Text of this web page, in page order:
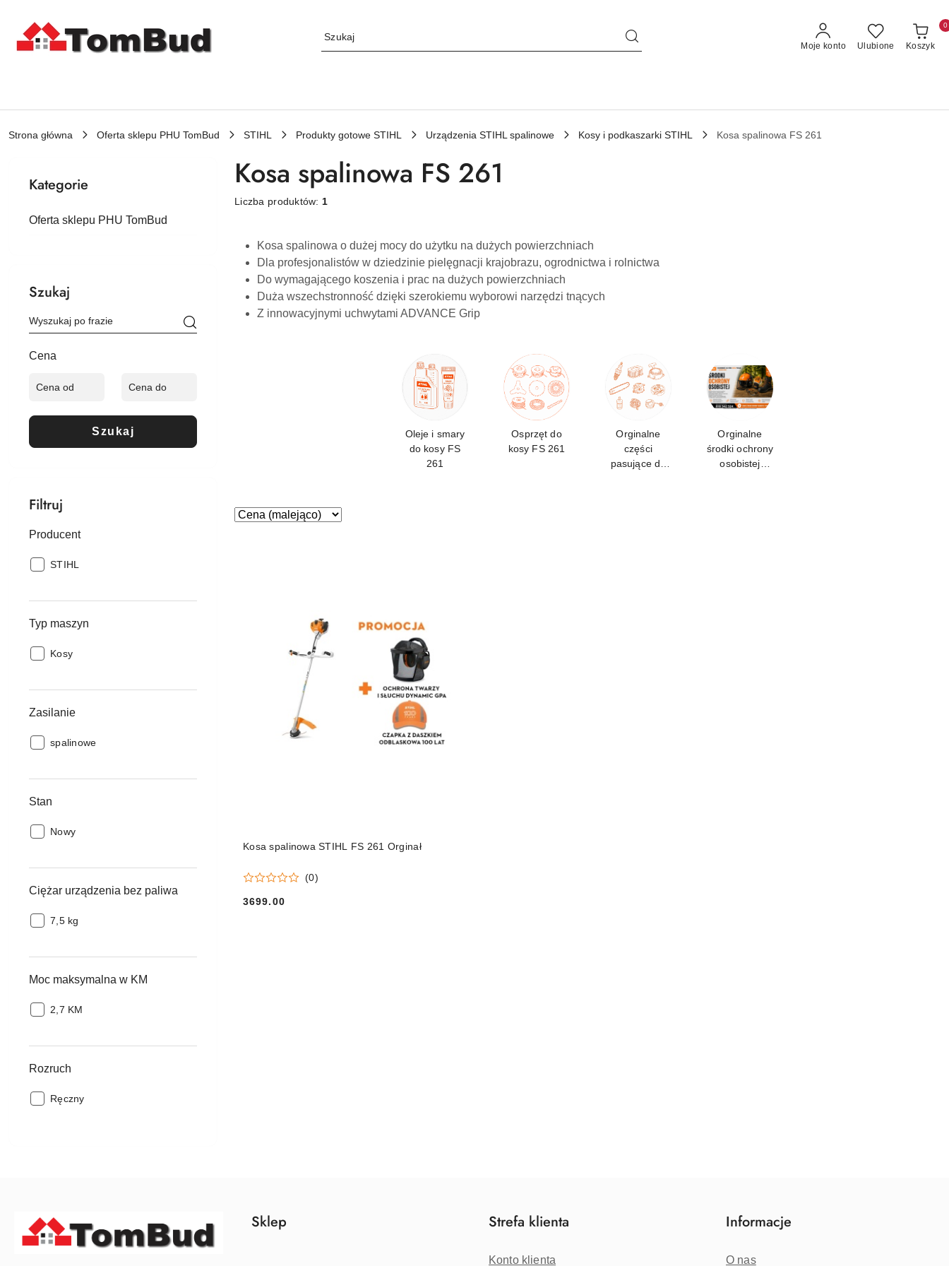
Moje konto Ulubione Koszyk
0
Strona główna Oferta sklepu PHU TomBud STIHL Produkty gotowe STIHL Urządzenia STIHL spalinowe Kosy i podkaszarki STIHL Kosa spalinowa FS 261
Kategorie
Oferta sklepu PHU TomBud
Szukaj
Cena
Szukaj
Filtruj
Producent
Producent:
STIHL
Typ maszyn
Typ
Kosy
Zasilanie
Zasilanie:
spalinowe
Stan
Stan:
Nowy
Ciężar urządzenia bez paliwa
Ciężar
7,5 kg
Moc maksymalna w KM
Moc
2,7 KM
Rozruch
Rozruch:
Ręczny
Kosa spalinowa FS 261
Liczba produktów: 1
Kosa spalinowa o dużej mocy do użytku na dużych powierzchniach
Dla profesjonalistów w dziedzinie pielęgnacji krajobrazu, ogrodnictwa i rolnictwa
Do wymagającego koszenia i prac na dużych powierzchniach
Duża wszechstronność dzięki szerokiemu wyborowi narzędzi tnących
Z innowacyjnymi uchwytami ADVANCE Grip
Oleje i smary
do kosy FS
261
Osprzęt do
kosy FS 261
Orginalne
części
pasujące do
Orginalne
środki ochrony
osobistej
Zastosowano
Sortuj
Kosa spalinowa STIHL FS 261 Orginał
(0)
Cena:
3699.00
DO KOSZYKA
Sklep Strefa klienta
Konto klienta
Informacje
O nas